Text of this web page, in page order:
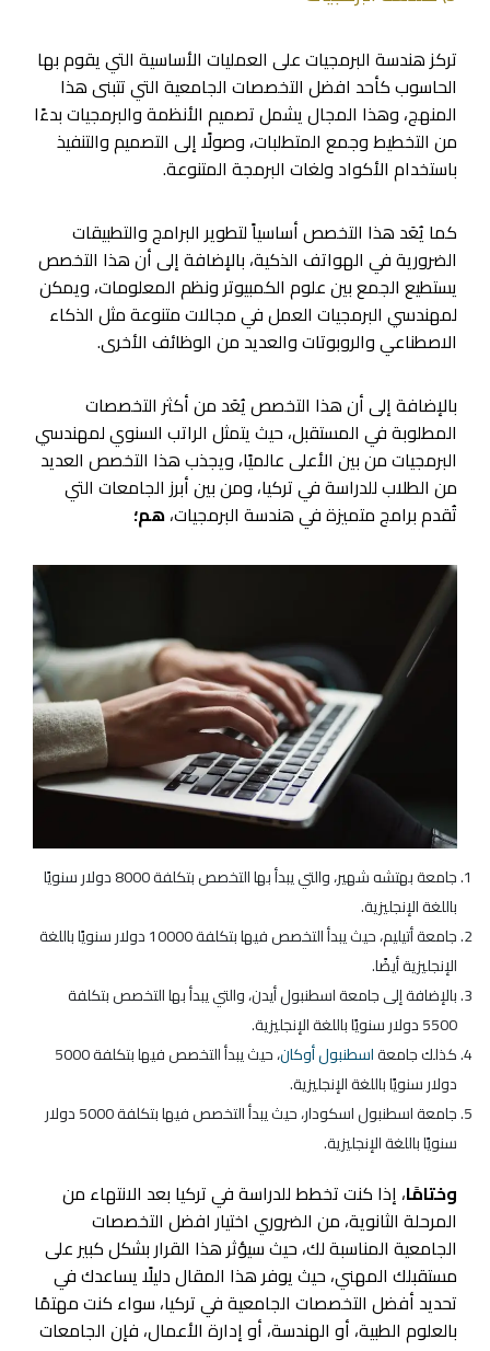
تركز هندسة البرمجيات على العمليات الأساسية التي يقوم بها
الحاسوب كأحد افضل التخصصات الجامعية التي تتبنى هذا
المنهج، وهذا المجال يشمل تصميم الأنظمة والبرمجيات بدءًا
من التخطيط وجمع المتطلبات، وصولًا إلى التصميم والتنفيذ
باستخدام الأكواد ولغات البرمجة المتنوعة.
كما يُعَد هذا التخصص أساسياً لتطوير البرامج والتطبيقات
الضرورية في الهواتف الذكية، بالإضافة إلى أن هذا التخصص
يستطيع الجمع بين علوم الكمبيوتر ونظم المعلومات، ويمكن
لمهندسي البرمجيات العمل في مجالات متنوعة مثل الذكاء
الاصطناعي والروبوتات والعديد من الوظائف الأخرى.
بالإضافة إلى أن هذا التخصص يُعَد من أكثر التخصصات
المطلوبة في المستقبل، حيث يتمثل الراتب السنوي لمهندسي
البرمجيات من بين الأعلى عالميًا، ويجذب هذا التخصص العديد
من الطلاب للدراسة في تركيا، ومن بين أبرز الجامعات التي
تُقدم برامج متميزة في هندسة البرمجيات،هم؛
جامعة بهتشه شهير، والتي يبدأ بها التخصص بتكلفة 8000 دولار سنويًا
باللغة الإنجليزية.
جامعة أتيليم، حيث يبدأ التخصص فيها بتكلفة 10000 دولار سنويًا باللغة
الإنجليزية أيضًا.
بالإضافة إلى جامعة اسطنبول أيدن، والتي يبدأ بها التخصص بتكلفة
5500 دولار سنويًا باللغة الإنجليزية.
كذلك جامعةاسطنبول أوكان
، حيث يبدأ التخصص فيها بتكلفة 5000
دولار سنويًا باللغة الإنجليزية.
جامعة اسطنبول اسكودار، حيث يبدأ التخصص فيها بتكلفة 5000 دولار
سنويًا باللغة الإنجليزية.
وختامًا، إذا كنت تخطط للدراسة في تركيا بعد الانتهاء من
المرحلة الثانوية، من الضروري اختيار افضل التخصصات
الجامعية المناسبة لك، حيث سيؤثر هذا القرار بشكل كبير على
مستقبلك المهني، حيث يوفر هذا المقال دليلًا يساعدك في
تحديد أفضل التخصصات الجامعية في تركيا، سواء كنت مهتمًا
بالعلوم الطبية، أو الهندسة، أو إدارة الأعمال، فإن الجامعات